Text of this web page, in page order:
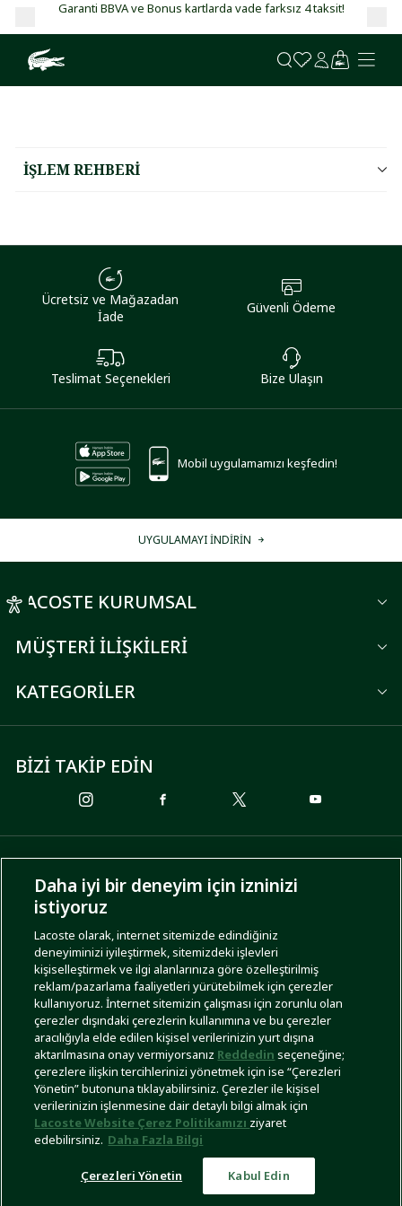
Garanti BBVA ve Bonus kartlarda vade farksız 4 taksit!
İŞLEM REHBERİ
Ücretsiz ve Mağazadan
İade
Güvenli Ödeme
Teslimat Seçenekleri Bize Ulaşın
Mobil uygulamamızı keşfedin!
UYGULAMAYI İNDİRİN
LACOSTE KURUMSAL
MÜŞTERİ İLİŞKİLERİ
KATEGORİLER
BİZİ TAKİP EDİN
ÖDEME SEÇENEKLERİ
KARGO SEÇENEKLERİ
İşlem RehberiSite HaritasıKullanım ŞartlarıGizlilik Politikası
Daha iyi bir deneyim için izninizi
istiyoruz
Lacoste olarak, internet sitemizde edindiğiniz
deneyiminizi iyileştirmek, sitemizdeki işlevleri
kişiselleştirmek ve ilgi alanlarınıza göre özelleştirilmiş
reklam/pazarlama faaliyetleri yürütebilmek için çerezler
kullanıyoruz. İnternet sitemizin çalışması için zorunlu olan
çerezler dışındaki çerezlerin kullanımına ve bu çerezler
aracılığıyla elde edilen kişisel verilerinizin yurt dışına
aktarılmasına onay vermiyorsanız Reddedin seçeneğine;
çerezlere ilişkin tercihlerinizi yönetmek için ise “Çerezleri
Yönetin” butonuna tıklayabilirsiniz. Çerezler ile kişisel
verilerinizin işlenmesine dair detaylı bilgi almak için
Lacoste Website Çerez Politikamızı ziyaret
edebilirsiniz. Daha Fazla Bilgi
Çerezleri Yönetin Kabul Edin